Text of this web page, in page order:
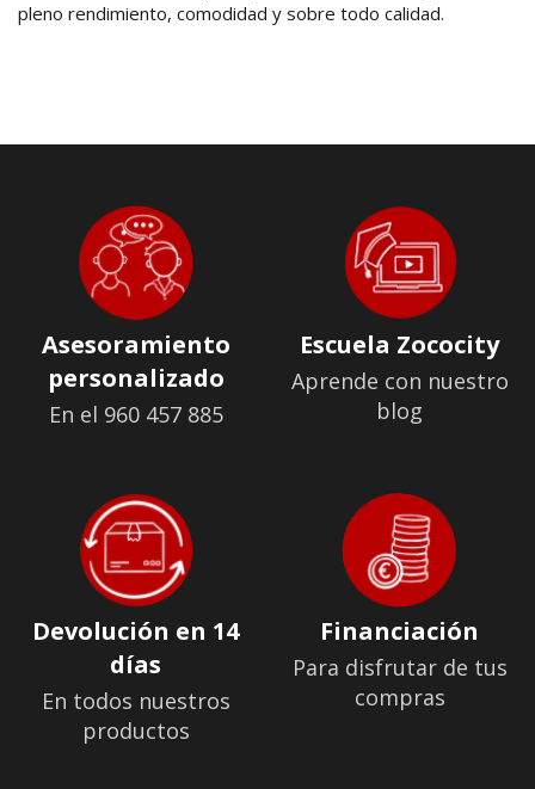
pleno rendimiento, comodidad y sobre todo calidad.
Asesoramiento
personalizado
En el 960 457 885
Escuela Zococity
Aprende con nuestro
blog
Devolución en 14
días
En todos nuestros
productos
Financiación
Para disfrutar de tus
compras